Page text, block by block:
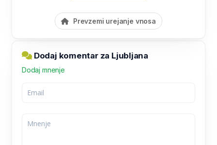
Prevzemi urejanje vnosa
Dodaj komentar za Ljubljana
Dodaj mnenje